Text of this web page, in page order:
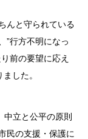
んと守られている
”行方不明になっ
前の要望に応え
した。
立と公平の原則
民の支援・保護に